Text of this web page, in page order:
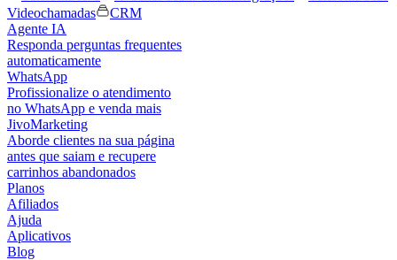
Videochamadas
CRM
Agente IA
Responda perguntas frequentes
automaticamente
WhatsApp
Profissionalize o atendimento
no WhatsApp e venda mais
JivoMarketing
Aborde clientes na sua página
antes que saiam e recupere
carrinhos abandonados
Planos
Afiliados
Ajuda
Aplicativos
Blog